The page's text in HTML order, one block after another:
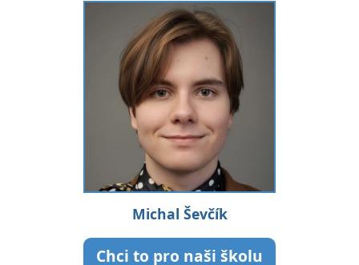
Michal Ševčík
Chci to pro naši školu